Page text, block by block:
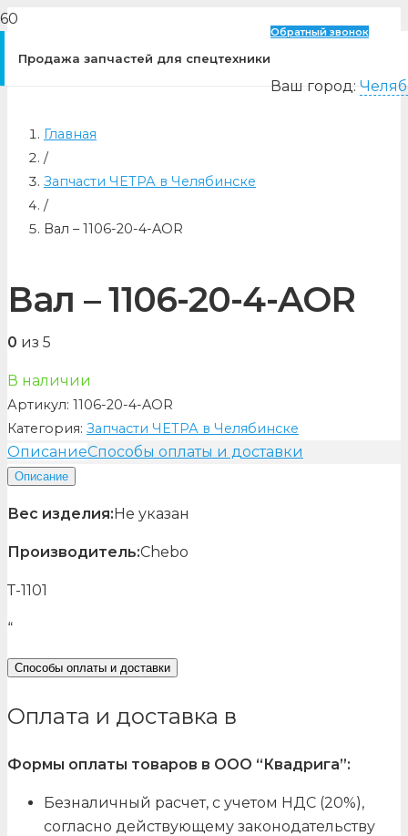
Продажа запчастей для спецтехники
Обратный звонок
Ваш город:
Главная
/
Запчасти ЧЕТРА в Челябинске
/
Вал – 1106-20-4-AOR
Вал – 1106-20-4-AOR
0 из 5
В наличии
Артикул: 1106-20-4-AOR
Категория: Запчасти ЧЕТРА в Челябинске
ОписаниеСпособы оплаты и доставки
Описание
Вес изделия:Не указан
Производитель:Chebo
Т-1101
“
Способы оплаты и доставки
Оплата и доставка в
Формы оплаты товаров в ООО “Квадрига”:
Безналичный расчет, с учетом НДС (20%),
согласно действующему законодательству